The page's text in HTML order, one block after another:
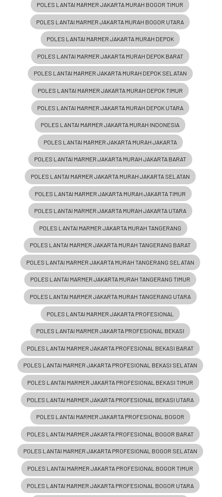
POLES LANTAI MARMER JAKARTA MURAH BOGOR TIMUR
POLES LANTAI MARMER JAKARTA MURAH BOGOR UTARA
POLES LANTAI MARMER JAKARTA MURAH DEPOK
POLES LANTAI MARMER JAKARTA MURAH DEPOK BARAT
POLES LANTAI MARMER JAKARTA MURAH DEPOK SELATAN
POLES LANTAI MARMER JAKARTA MURAH DEPOK TIMUR
POLES LANTAI MARMER JAKARTA MURAH DEPOK UTARA
POLES LANTAI MARMER JAKARTA MURAH INDONESIA
POLES LANTAI MARMER JAKARTA MURAH JAKARTA
POLES LANTAI MARMER JAKARTA MURAH JAKARTA BARAT
POLES LANTAI MARMER JAKARTA MURAH JAKARTA SELATAN
POLES LANTAI MARMER JAKARTA MURAH JAKARTA TIMUR
POLES LANTAI MARMER JAKARTA MURAH JAKARTA UTARA
POLES LANTAI MARMER JAKARTA MURAH TANGERANG
POLES LANTAI MARMER JAKARTA MURAH TANGERANG BARAT
POLES LANTAI MARMER JAKARTA MURAH TANGERANG SELATAN
POLES LANTAI MARMER JAKARTA MURAH TANGERANG TIMUR
POLES LANTAI MARMER JAKARTA MURAH TANGERANG UTARA
POLES LANTAI MARMER JAKARTA PROFESIONAL
POLES LANTAI MARMER JAKARTA PROFESIONAL BEKASI
POLES LANTAI MARMER JAKARTA PROFESIONAL BEKASI BARAT
POLES LANTAI MARMER JAKARTA PROFESIONAL BEKASI SELATAN
POLES LANTAI MARMER JAKARTA PROFESIONAL BEKASI TIMUR
POLES LANTAI MARMER JAKARTA PROFESIONAL BEKASI UTARA
POLES LANTAI MARMER JAKARTA PROFESIONAL BOGOR
POLES LANTAI MARMER JAKARTA PROFESIONAL BOGOR BARAT
POLES LANTAI MARMER JAKARTA PROFESIONAL BOGOR SELATAN
POLES LANTAI MARMER JAKARTA PROFESIONAL BOGOR TIMUR
POLES LANTAI MARMER JAKARTA PROFESIONAL BOGOR UTARA